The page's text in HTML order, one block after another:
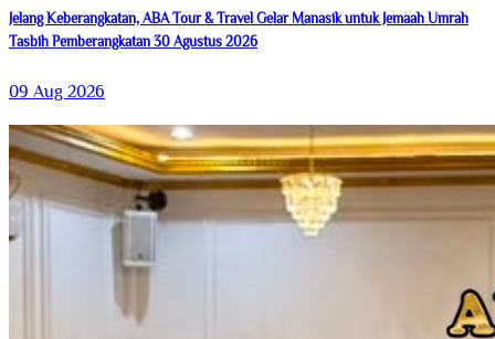
Jelang Keberangkatan, ABA Tour & Travel Gelar Manasik untuk Jemaah Umrah
Tasbih Pemberangkatan 30 Agustus 2026
09 Aug 2026